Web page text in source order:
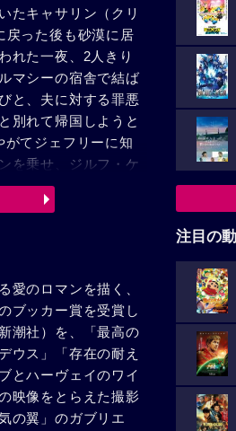
たキャサリン（クリ
戻った後も砂漠に居
れた一夜、2人きり
マシーの宿舎で結ば
と、夫に対する罪悪
別れて帰国しようと
てジェフリーに知
を乗せ、ジルフ・ケ
シーの元へ向かっ
ー）が現れ、納屋に
と思い込み、報復を
とキップの間に愛が
事故で爆死し、ハナ
しにして言った「ア
ワドハム）は拳銃自
日、キャサリンとア
に向かって飛行機を
ったキャサリンを洞
愛のロマンを描く、
ブッカー賞を受賞し
潮社）を、「最高の
ウス」「存在の耐え
とハーヴェイのワイ
映像をとらえた撮影
の翼」のガブリエ
注目の